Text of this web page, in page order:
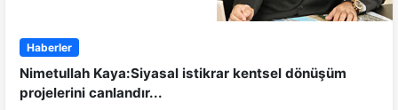
Haberler
Nimetullah Kaya:Siyasal istikrar kentsel dönüşüm
projelerini canlandır...